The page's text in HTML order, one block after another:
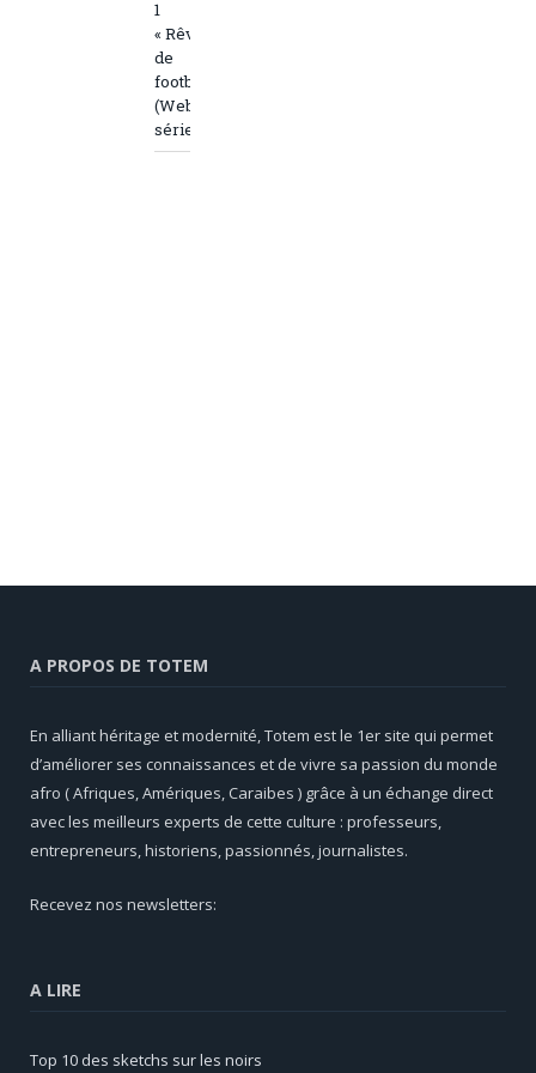
1
« Rêve
de
footballeur »
(Web-
série)
A PROPOS DE TOTEM
En alliant héritage et modernité, Totem est le 1er site qui permet
d’améliorer ses connaissances et de vivre sa passion du monde
afro ( Afriques, Amériques, Caraibes ) grâce à un échange direct
avec les meilleurs experts de cette culture : professeurs,
entrepreneurs, historiens, passionnés, journalistes.
Recevez nos newsletters:
A LIRE
Top 10 des sketchs sur les noirs